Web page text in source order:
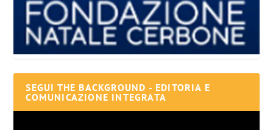
SEGUI THE BACKGROUND - EDITORIA E
COMUNICAZIONE INTEGRATA